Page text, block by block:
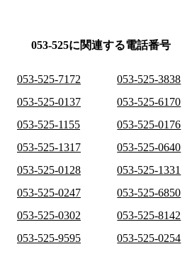
053-525に関連する電話番号
053-525-7172 053-525-3838
053-525-0137
053-525-6170
053-525-1155
053-525-0176
053-525-1317
053-525-0640
053-525-0128
053-525-1331
053-525-0247
053-525-6850
053-525-0302
053-525-8142
053-525-9595
053-525-0254